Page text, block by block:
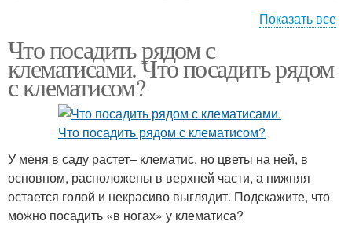
Опор для клематиса
Показать все
Что посадить рядом с
клематисами. Что посадить рядом
с клематисом?
У меня в саду растет– клематис, но цветы на ней, в
основном, расположены в верхней части, а нижняя
остается голой и некрасиво выглядит. Подскажите, что
можно посадить «в ногах» у клематиса?